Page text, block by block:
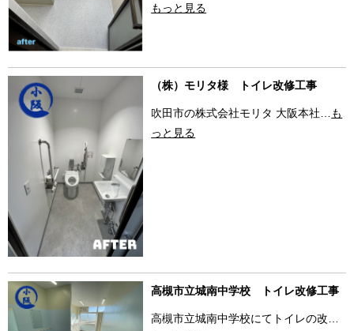
もっと見る
（株）モリタ様 トイレ改修工事
吹田市の株式会社モリタ 大阪本社…も
っと見る
高槻市立城南中学校 トイレ改修工事
高槻市立城南中学校にてトイレの改…